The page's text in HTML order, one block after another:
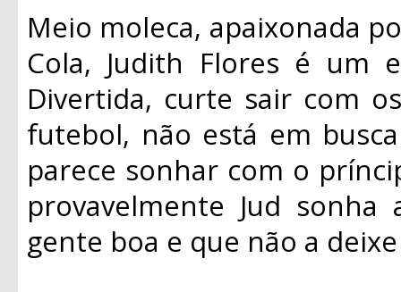
Meio moleca, apaixonada
Cola, Judith Flores é um
Divertida, curte sair com
futebol, não está em
parece sonhar com o
provavelmente Jud
gente boa e que não a